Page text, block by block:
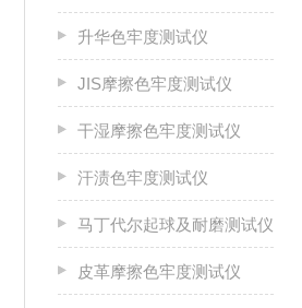
升华色牢度测试仪
JIS摩擦色牢度测试仪
干湿摩擦色牢度测试仪
汗渍色牢度测试仪
马丁代尔起球及耐磨测试仪
皮革摩擦色牢度测试仪